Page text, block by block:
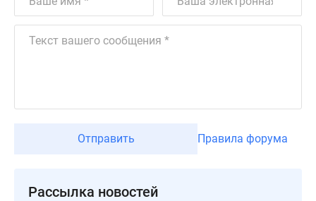
Машино-
места
Апартаменты
ИТ-
Отправить Правила форума
Рассылка новостей